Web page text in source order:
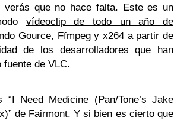
verás que no hace falta. Este es un
vídeoclip de todo un año de
Gource, Ffmpeg y x264 a partir de
de los desarrolladores que han
fuente de VLC.
Need Medicine (Pan/Tone’s Jake
de Fairmont. Y si bien es cierto que